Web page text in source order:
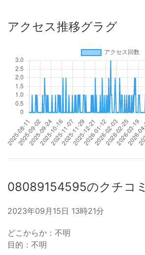
アクセス推移グラグ
08089154595のクチコミ
2023年09月15日 13時21分
どこからか：不明
目的：不明